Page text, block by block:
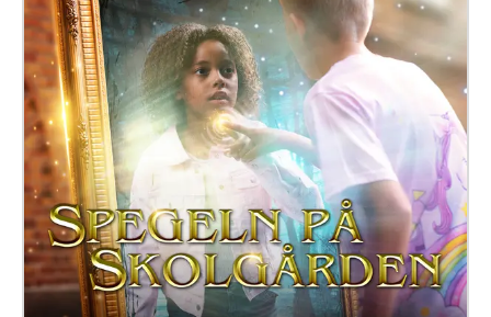
äventyret är skrivet av Monica Vikström-Jokela. De
som gör rollerna är: Noa: Theo Zilliacus Siri: Rebecka
Mellgren Selma: Olivia Söderholm Abla: Beatrice
Holmström Frank: Samuel Bahne Märta: Saga
Sederholm Nalle: Oskar Pöysti Polisen: Stella Laine
Elna: Sue Lemström Elever på skolgården spelas av:
Livia Ahlström, Kajsa Degn, Bon Järf, Luna Lukka,
Salma Sarkola, Amie Sidibeh och Norah Thottungal.
Vi andra som har jobbat med äventyret är: Barbro
Ahlstedt, Clas Christiansen, Jessica Edén, Sofie
Gammals, Anne Hämäläinen, Timo Hietala, Niko
Ingman, Anna-Maija Kalén, Marina Meinander och